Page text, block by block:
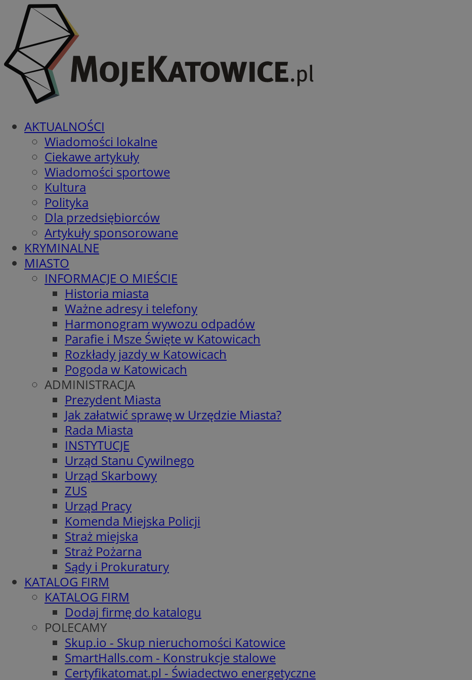
AKTUALNOŚCI
Wiadomości lokalne
Ciekawe artykuły
Wiadomości sportowe
Kultura
Polityka
Dla przedsiębiorców
Artykuły sponsorowane
KRYMINALNE
MIASTO
INFORMACJE O MIEŚCIE
Historia miasta
Ważne adresy i telefony
Harmonogram wywozu odpadów
Parafie i Msze Święte w Katowicach
Rozkłady jazdy w Katowicach
Pogoda w Katowicach
ADMINISTRACJA
Prezydent Miasta
Jak załatwić sprawę w Urzędzie Miasta?
Rada Miasta
INSTYTUCJE
Urząd Stanu Cywilnego
Urząd Skarbowy
ZUS
Urząd Pracy
Komenda Miejska Policji
Straż miejska
Straż Pożarna
Sądy i Prokuratury
KATALOG FIRM
KATALOG FIRM
Dodaj firmę do katalogu
POLECAMY
Skup.io - Skup nieruchomości Katowice
SmartHalls.com - Konstrukcje stalowe
Certyfikatomat.pl - Świadectwo energetyczne